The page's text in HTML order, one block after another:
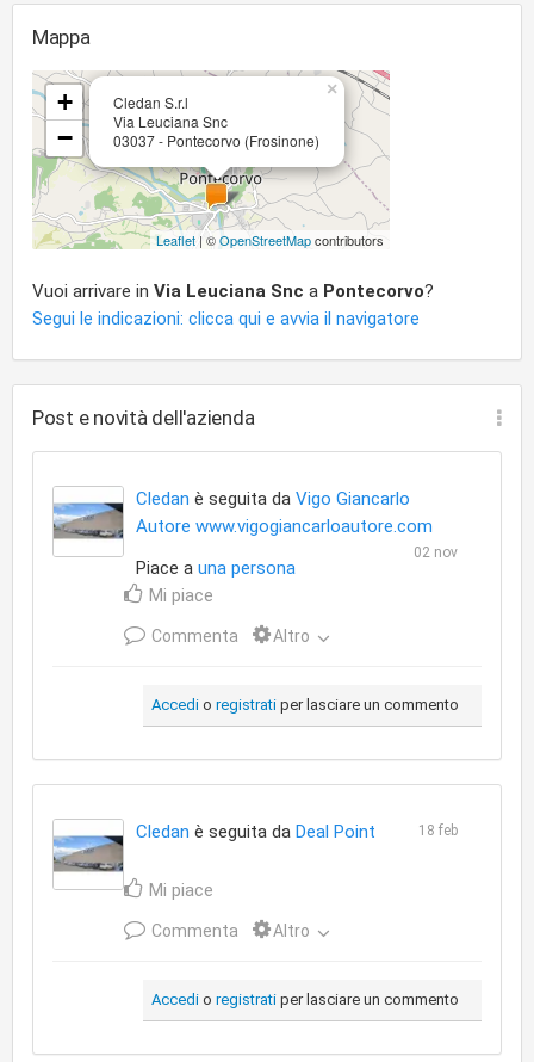
Mappa
Cledan S.r.l
Via Leuciana Snc
03037 - Pontecorvo (Frosinone)
×
+
−
Leaflet | ©OpenStreetMapcontributors
Vuoi arrivare in Via Leuciana Snc a Pontecorvo?
Segui le indicazioni: clicca qui e avvia il navigatore
Post e novità dell'azienda
Cledan è seguita da Vigo Giancarlo
Autore www.vigogiancarloautore.com
02 nov
Piace a una persona
Mi piace
Commenta Altro
Accedi o registrati per lasciare un commento
Cledan è seguita da Deal Point 18 feb
Mi piace
Commenta Altro
Accedi o registrati per lasciare un commento